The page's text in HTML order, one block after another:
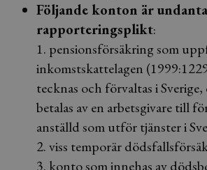
Följande konton är
rapporteringsplikt:
1. pensionsförsäkring som
inkomstskattelagen
tecknas och förvaltas i
betalas av en arbetsgivare till
anställd som utför tjänster i
2. viss temporär
3. konto som innehas av